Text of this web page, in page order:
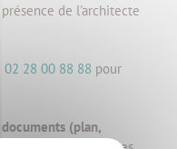
de l'architecte
02 28 00 88 88 pour
(plan,